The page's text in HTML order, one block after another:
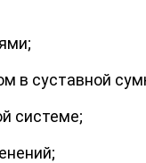
в суставной
системе;